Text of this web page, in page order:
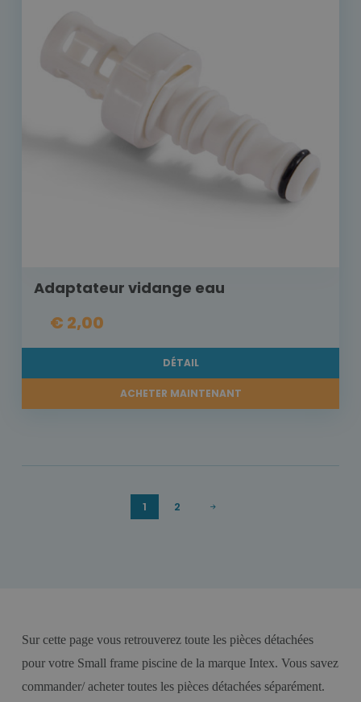
Adaptateur vidange eau
€ 2,00
DÉTAIL
ACHETER MAINTENANT
1 2
Sur cette page vous retrouverez toute les pièces détachées
pour votre Small frame piscine de la marque Intex. Vous savez
commander/ acheter toutes les pièces détachées séparément.